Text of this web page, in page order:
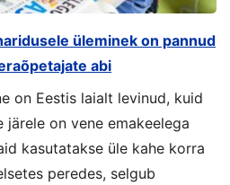
üleminek on pannud
abi
on Eestis laialt levinud, kuid
järele on vene emakeelega
kasutatakse üle kahe korra
peredes, selgub